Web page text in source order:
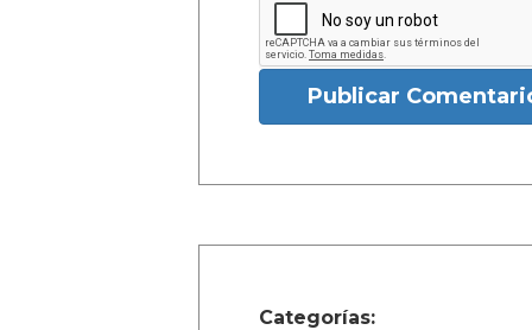
Publicar
Categorías: